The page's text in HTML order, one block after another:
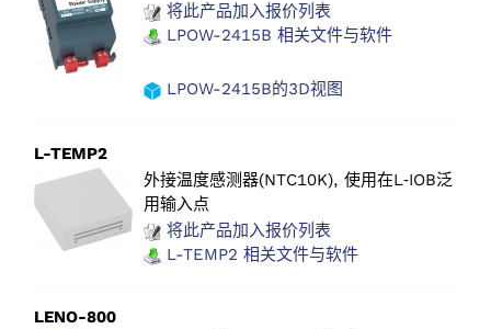
将此产品加入报价列表
LPOW-2415B 相关文件与软件
LPOW-2415B的3D视图
L-TEMP2
外接温度感测器(NTC10K), 使用在L‑IOB泛
用输入点
将此产品加入报价列表
L-TEMP2 相关文件与软件
LENO-800